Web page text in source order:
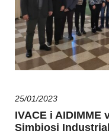
25/01/2023
IVACE i AIDIMME
Simbiosi